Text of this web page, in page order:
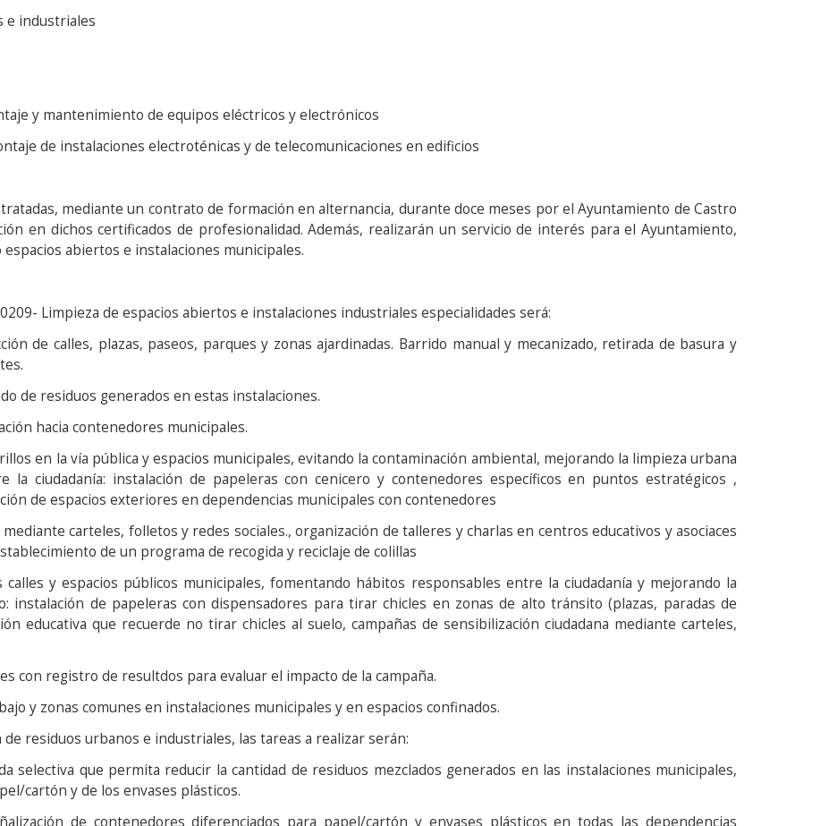
e industriales
y mantenimiento de equipos eléctricos y electrónicos
de instalaciones electroténicas y de telecomunicaciones en edificios
mediante un contrato de formación en alternancia, durante doce meses por el Ayuntamiento de Castro
en dichos certificados de profesionalidad. Además, realizarán un servicio de interés para el Ayuntamiento,
abiertos e instalaciones municipales.
Limpieza de espacios abiertos e instalaciones industriales especialidades será:
de calles, plazas, paseos, parques y zonas ajardinadas. Barrido manual y mecanizado, retirada de basura y
de residuos generados en estas instalaciones.
hacia contenedores municipales.
en la vía pública y espacios municipales, evitando la contaminación ambiental, mejorando la limpieza urbana
la ciudadanía: instalación de papeleras con cenicero y contenedores específicos en puntos estratégicos ,
de espacios exteriores en dependencias municipales con contenedores
carteles, folletos y redes sociales., organización de talleres y charlas en centros educativos y asociaces
de un programa de recogida y reciclaje de colillas
y espacios públicos municipales, fomentando hábitos responsables entre la ciudadanía y mejorando la
instalación de papeleras con dispensadores para tirar chicles en zonas de alto tránsito (plazas, paradas de
educativa que recuerde no tirar chicles al suelo, campañas de sensibilización ciudadana mediante carteles,
con registro de resultdos para evaluar el impacto de la campaña.
y zonas comunes en instalaciones municipales y en espacios confinados.
residuos urbanos e industriales, las tareas a realizar serán:
selectiva que permita reducir la cantidad de residuos mezclados generados en las instalaciones municipales,
cartón y de los envases plásticos.
de contenedores diferenciados para papel/cartón y envases plásticos en todas las dependencias